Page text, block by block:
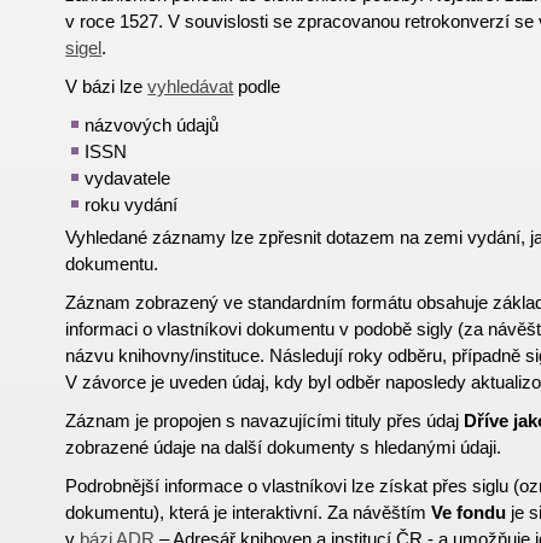
v roce 1527. V souvislosti se zpracovanou retrokonverzí
sigel.
V bázi lzevyhledávat podle
názvových údajů
ISSN
vydavatele
roku vydání
Vyhledané záznamy lze zpřesnit dotazem na zemi vydání,
dokumentu.
Záznam zobrazený ve standardním formátu obsahuje
informaci o vlastníkovi dokumentu v podobě sigly (za
názvu knihovny/instituce. Následují roky odběru, případně
V závorce je uveden údaj, kdy byl odběr naposledy
Záznam je propojen s navazujícími tituly přes údaj Dříve
zobrazené údaje na další dokumenty s hledanými údaji.
Podrobnější informace o vlastníkovi lze získat přessiglu
dokumentu), která je interaktivní. Za návěštímVe fondu je
v bázi ADR – Adresář knihoven a institucí ČR - a umožňuje